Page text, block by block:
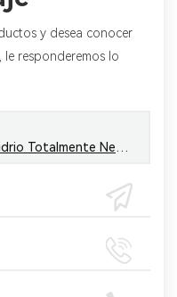
y desea conocer
le responderemos lo
Panel Solar TIPO N De Doble Vidrio Totalmente Negro De 450 W